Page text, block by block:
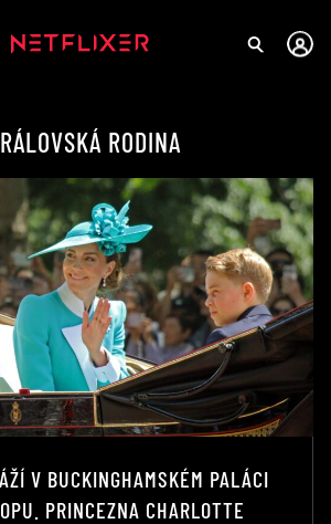
RODINA
V BUCKINGHAMSKÉM PALÁCI
PRINCEZNA CHARLOTTE